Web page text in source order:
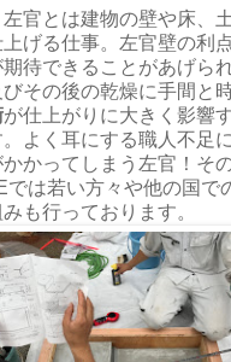
官とは建物の壁や床、
げる仕事。左官壁の利
待できることがあげら
その後の乾燥に手間と
が仕上がりに大きく影響
よく耳にする職人不足
かってしまう左官！そ
は若い方々や他の国で
も行っております。